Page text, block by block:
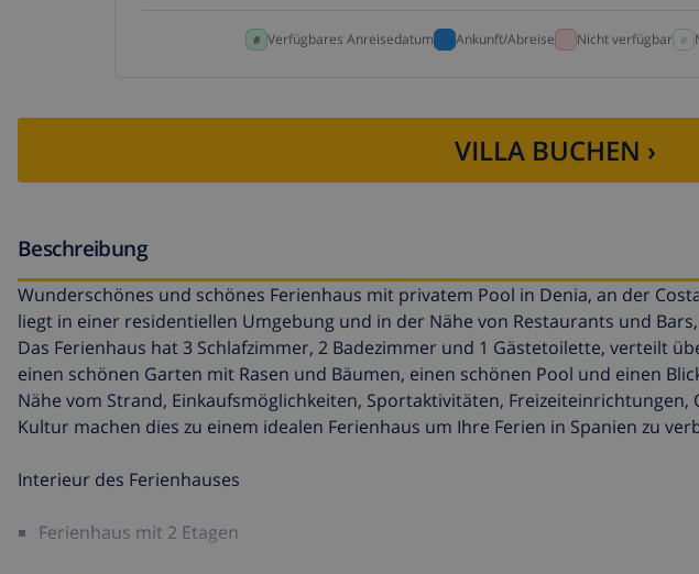
Verfügbares Anreisedatum Ankunft/Abreise Nicht verfügbar
VILLA BUCHEN ›
Beschreibung
Wunderschönes und schönes Ferienhaus mit privatem Pool in Denia, an der
liegt in einer residentiellen Umgebung und in der Nähe von Restaurants und
Das Ferienhaus hat 3 Schlafzimmer, 2 Badezimmer und 1 Gästetoilette, verteilt
einen schönen Garten mit Rasen und Bäumen, einen schönen Pool und einen
Nähe vom Strand, Einkaufsmöglichkeiten, Sportaktivitäten,
Kultur machen dies zu einem idealen Ferienhaus um Ihre Ferien in Spanien zu
Interieur des Ferienhauses
Ferienhaus mit 2 Etagen